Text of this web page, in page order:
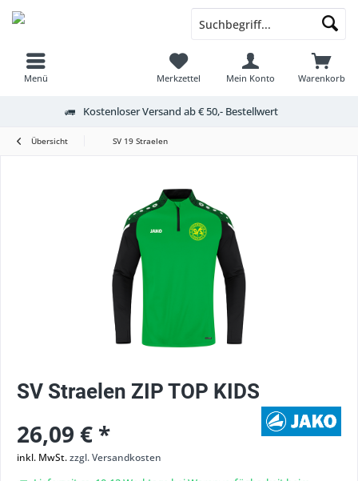
Menü Warenkorb
Merkzettel Mein Konto
Kostenloser Versand ab € 50,- Bestellwert
Übersicht SV 19 Straelen
SV Straelen ZIP TOP KIDS
26,09 € *
inkl. MwSt.zzgl. Versandkosten